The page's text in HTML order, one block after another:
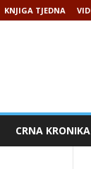
KNJIGA TJEDNA
CRNA KRONIKA